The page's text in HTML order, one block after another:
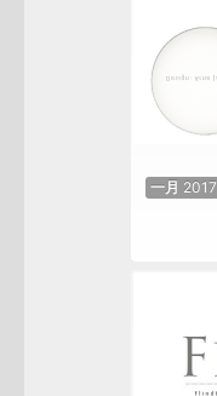
一月 2017